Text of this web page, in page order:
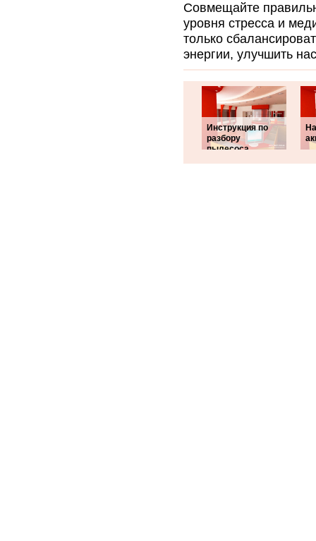
Совмещайте
уровня стресса и
только
энергии, улучшить
Инструкция по
разбору
пылесоса